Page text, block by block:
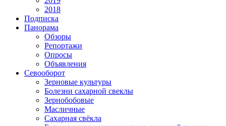
2018
Подписка
Панорама
Обзоры
Репортажи
Опросы
Объявления
Севооборот
Зерновые культуры
Болезни сахарной свеклы
Зернобобовые
Масличные
Сахарная свёкла